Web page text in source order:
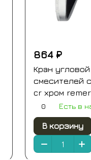
864 ₽
Кран
смесителей
cr хром remer
0 Есть в
В корзину